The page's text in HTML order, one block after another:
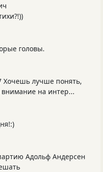
головы.
Хочешь лучше понять,
на интер...
Адольф Андерсен